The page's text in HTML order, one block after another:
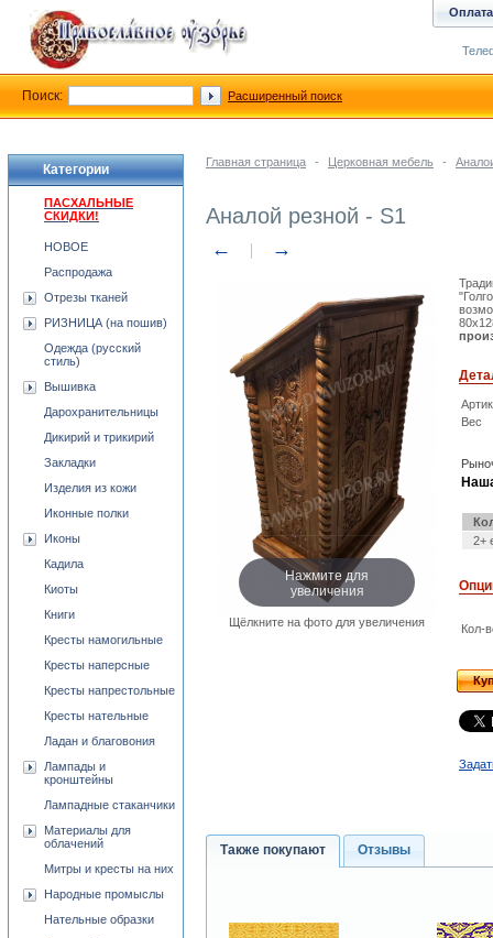
Главная страница - Церковная мебель -
Аналой резной - S1
← →
Нажмите для
увеличения
Щёлкните на фото для увеличения
Вес
2+
Кол-
Также покупают Отзывы
Категории
ПАСХАЛЬНЫЕ
СКИДКИ!
НОВОЕ
Распродажа
Отрезы тканей
РИЗНИЦА (на пошив)
Одежда (русский
стиль)
Вышивка
Дарохранительницы
Дикирий и трикирий
Закладки
Изделия из кожи
Иконные полки
Иконы
Кадила
Киоты
Книги
Кресты намогильные
Кресты наперсные
Кресты напрестольные
Кресты нательные
Ладан и благовония
Лампады и
кронштейны
Лампадные стаканчики
Материалы для
облачений
Митры и кресты на них
Народные промыслы
Нательные образки
Оплата
Поиск: Расширенный поиск